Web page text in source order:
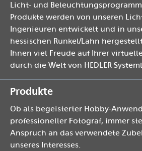
Licht- und
Produkte werden von unseren
Ingenieuren entwickelt und in
hessischen Runkel/Lahn
Ihnen viel Freude auf Ihrer
durch die Welt von HEDLER
Produkte
Ob als begeisterter Hobby-
professioneller Fotograf, immer
Anspruch an das verwendete
unseres Interesses.